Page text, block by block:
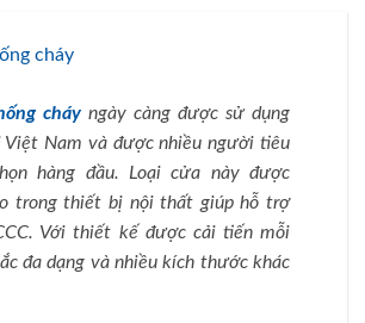
cháy ngày càng được sử dụng
Việt Nam và được nhiều người tiêu
hàng đầu. Loại cửa này được
trong thiết bị nội thất giúp hỗ trợ
Với thiết kế được cải tiến mỗi
đa dạng và nhiều kích thước khác